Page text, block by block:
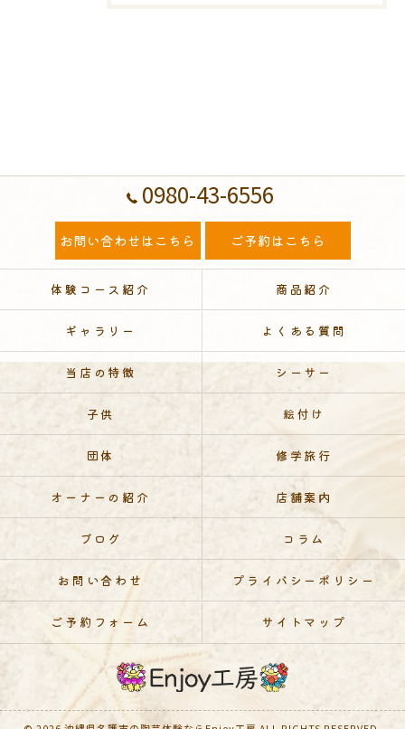
0980-43-6556
お問い合わせはこちら ご予約はこちら
体験コース紹介 商品紹介
ギャラリー よくある質問
当店の特徴 シーサー
子供 絵付け
団体 修学旅行
オーナーの紹介 店舗案内
ブログ コラム
お問い合わせ プライバシーポリシー
ご予約フォーム サイトマップ